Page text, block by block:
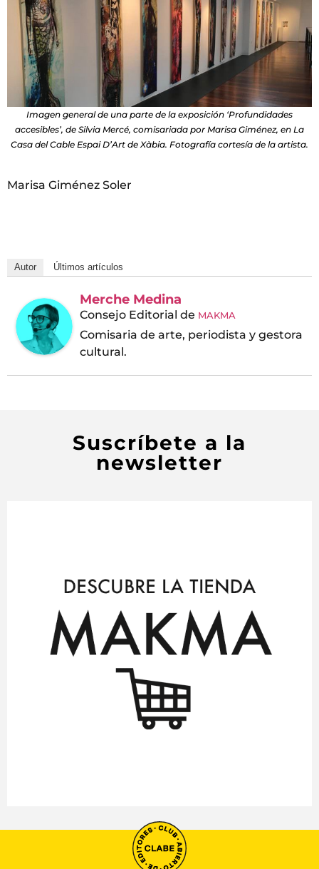
Imagen general de una parte de la exposición ‘Profundidades
accesibles’, de Silvia Mercé, comisariada por Marisa Giménez, en La
Casa del Cable Espai D’Art de Xàbia. Fotografía cortesía de la artista.
Marisa Giménez Soler
Autor Últimos artículos
Merche Medina
Consejo Editorial de MAKMA
Comisaria de arte, periodista y gestora
cultural.
Suscríbete a la
newsletter